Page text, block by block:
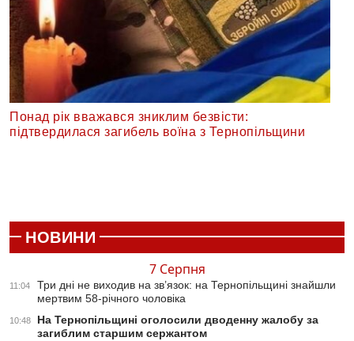
Понад рік вважався зниклим безвісти:
підтвердилася загибель воїна з Тернопільщини
НОВИНИ
7 Серпня
11:04
Три дні не виходив на зв’язок: на Тернопільщині знайшли
мертвим 58-річного чоловіка
10:48
На Тернопільщині оголосили дводенну жалобу за
загиблим старшим сержантом